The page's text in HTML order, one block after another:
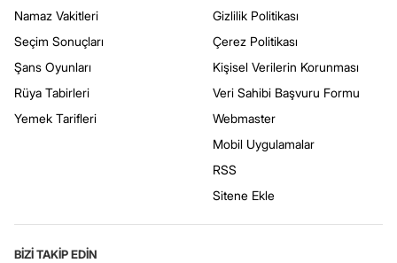
Namaz Vakitleri
Seçim Sonuçları
Şans Oyunları
Rüya Tabirleri
Yemek Tarifleri
Gizlilik Politikası
Çerez Politikası
Kişisel Verilerin Korunması
Veri Sahibi Başvuru Formu
Webmaster
Mobil Uygulamalar
RSS
Sitene Ekle
BİZİ TAKİP EDİN